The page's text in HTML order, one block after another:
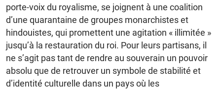
porte-voix du royalisme, se joignent à une coalition
d’une quarantaine de groupes monarchistes et
hindouistes, qui promettent une agitation « illimitée »
jusqu’à la restauration du roi. Pour leurs partisans, il
ne s’agit pas tant de rendre au souverain un pouvoir
absolu que de retrouver un symbole de stabilité et
d’identité culturelle dans un pays où les